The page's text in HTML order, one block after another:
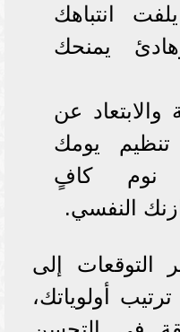
انتباهك
يمنحك
والابتعاد عن
تنظيم يومك
نوم كافٍ
النفسي.
التوقعات إلى
أولوياتك،